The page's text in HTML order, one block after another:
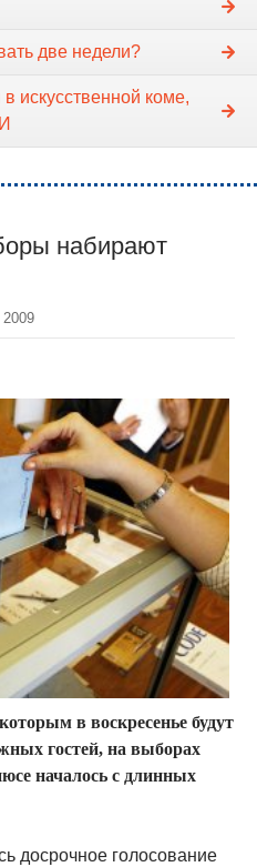
две недели?
искусственной коме,
набирают
в воскресенье будут
гостей, на выборах
началось с длинных
досрочное голосование